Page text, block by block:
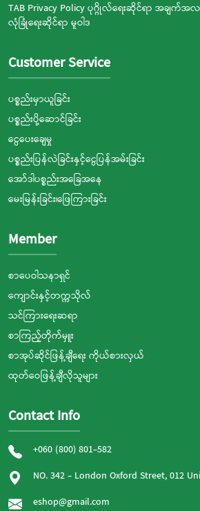
TAB Privacy Policy ပုဂ္ဂိုလ်ရေးဆိုင်ရာ အချက်အ
လုံခြုံရေးဆိုင်ရာ မူဝါဒ
Customer Service
ပစ္စည်းမှာယူခြင်း
ပစ္စည်းပို့ဆောင်ခြင်း
ငွေပေးချေမှု
ပစ္စည်းပြန်လဲခြင်းနှင့်ငွေပြန်အမ်းခြင်း
အော်ဒါပစ္စည်းအခြေအနေ
မေးမြန်းခြင်း၊ဖြေကြားခြင်း
Member
စာပေဝါသနာရှင်
ကျောင်းနှင့်တက္ကသိုလ်
သင်ကြားရေးဆရာ
စာကြည့်တိုက်မှူး
စာအုပ်ဆိုင်ဖြန့်ချီရေး ကိုယ်စားလှယ်
ထုတ်ဝေဖြန့်ချီလိုသူများ
Contact Info
+060 (800) 801-582
NO. 342 - London Oxford Street, 012
eshop@gmail.com